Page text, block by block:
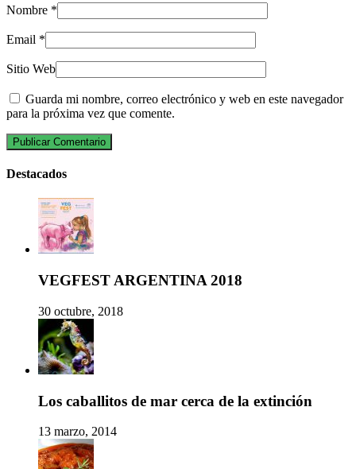
Nombre *
Email *
Sitio Web
Guarda mi nombre, correo electrónico y web en este navegador
para la próxima vez que comente.
Destacados
VEGFEST ARGENTINA 2018
30 octubre, 2018
Los caballitos de mar cerca de la extinción
13 marzo, 2014